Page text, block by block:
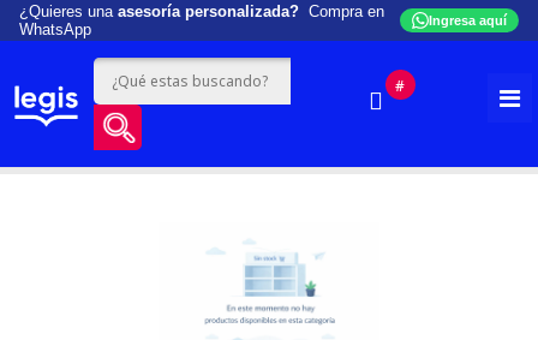
¿Quieres una asesoría personalizada? Compra en
WhatsApp
Ingresa aquí
#